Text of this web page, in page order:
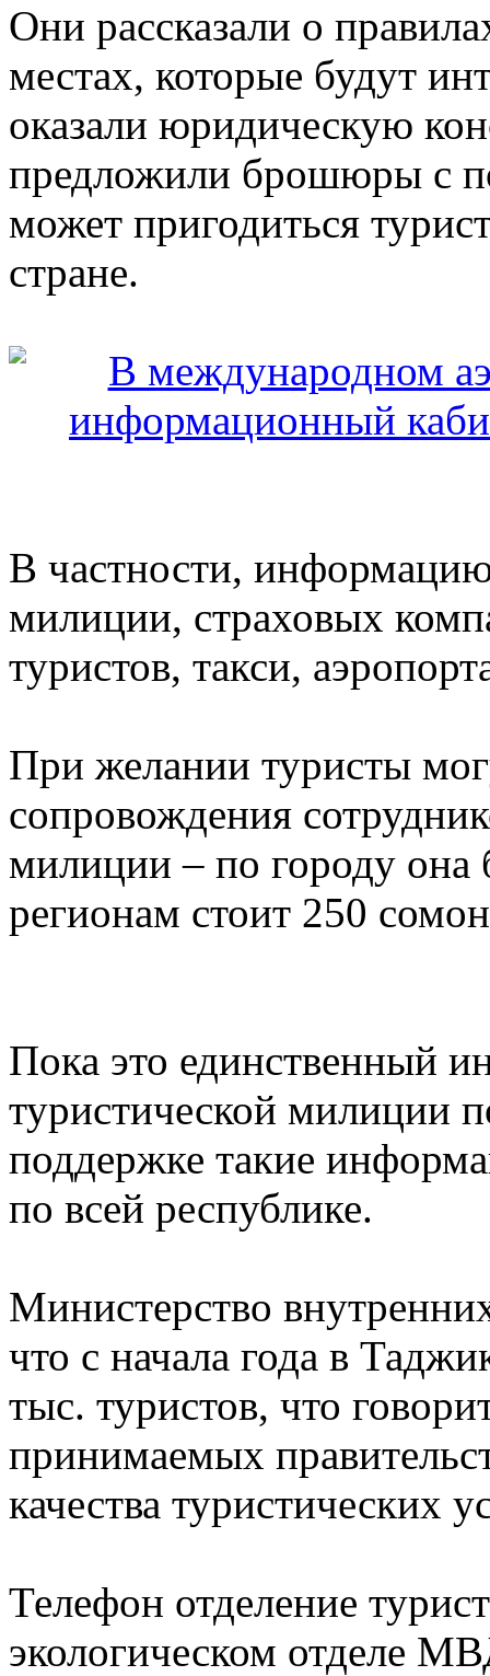
Они рассказали о
местах, которые будут
оказали юридическую
предложили брошюры с
может пригодиться
стране.
В частности,
милиции, страховых
туристов, такси,
При желании туристы
сопровождения
милиции – по городу она
регионам стоит 250
Пока это единственный
туристической милиции
поддержке такие
по всей республике.
Министерство
что с начала года в
тыс. туристов, что
принимаемых
качества туристических
Телефон отделение
экологическом отделе